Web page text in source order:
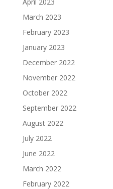
March 2023
February 2023
January 2023
December 2022
November 2022
October 2022
September 2022
August 2022
July 2022
June 2022
March 2022
February 2022